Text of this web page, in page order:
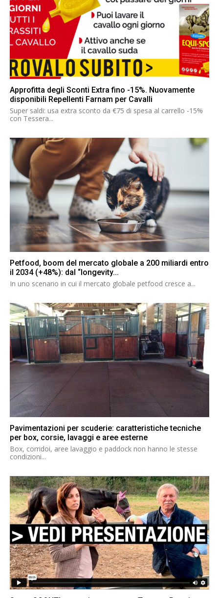
Approfitta degli Sconti Extra fino -15%. Nuovamente
disponibili Repellenti Farnam per Cavalli
Super saldi: usa extra sconto da €75 di spesa al carrello -15%
con Tessera...
Petfood, boom del mercato globale a 200 miliardi entro
il 2034 (+48%): dal “longevity...
In uno scenario in cui il mercato globale petfood cresce a...
Pavimentazioni per scuderie: caratteristiche tecniche
per box, corsie, lavaggi e aree esterne
Box, corridoi, aree lavaggio e paddock non hanno le stesse
condizioni...